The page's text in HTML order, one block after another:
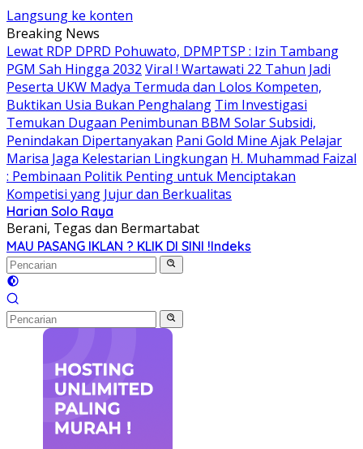
Langsung ke konten
Breaking News
Lewat RDP DPRD Pohuwato, DPMPTSP : Izin Tambang
PGM Sah Hingga 2032 Viral ! Wartawati 22 Tahun Jadi
Peserta UKW Madya Termuda dan Lolos Kompeten,
Buktikan Usia Bukan Penghalang Tim Investigasi
Temukan Dugaan Penimbunan BBM Solar Subsidi,
Penindakan Dipertanyakan Pani Gold Mine Ajak Pelajar
Marisa Jaga Kelestarian Lingkungan H. Muhammad Faizal
: Pembinaan Politik Penting untuk Menciptakan
Kompetisi yang Jujur dan Berkualitas
Harian Solo Raya
Berani, Tegas dan Bermartabat
MAU PASANG IKLAN ? KLIK DI SINI !Indeks